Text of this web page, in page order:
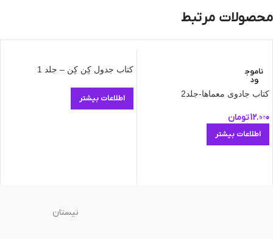
محصولات مرتبط
ناموج
ود
کتاب جادوی معماها-جلد2
12.000تومان
اطلاعات بیشتر
کتاب جدول کِن کِن – جلد 1
اطلاعات بیشتر
نیستان